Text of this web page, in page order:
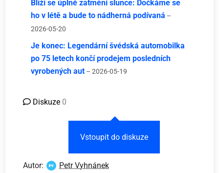
Blíží se úplné zatmění slunce: Dočkáme se
ho v létě a bude to nádherná podívaná –
2026-05-20
Je konec: Legendární švédská automobilka
po 75 letech končí prodejem posledních
vyrobených aut – 2026-05-19
Diskuze 0
Vstoupit do diskuze
Autor: Petr Vyhnánek